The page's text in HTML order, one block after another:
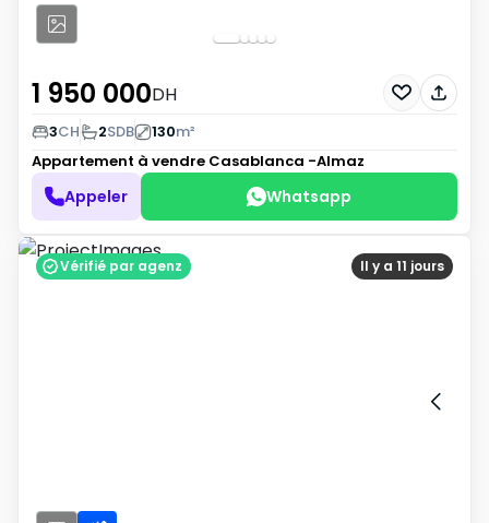
1 950 000DH
3CH 2SDB 130m²
Appartement à vendre Casablanca -Almaz
Appeler Whatsapp
Il y a 11 jours
Vérifié par agenz